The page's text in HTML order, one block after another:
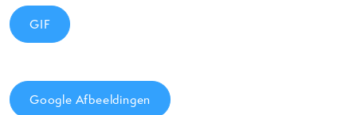
GIF
Google Afbeeldingen